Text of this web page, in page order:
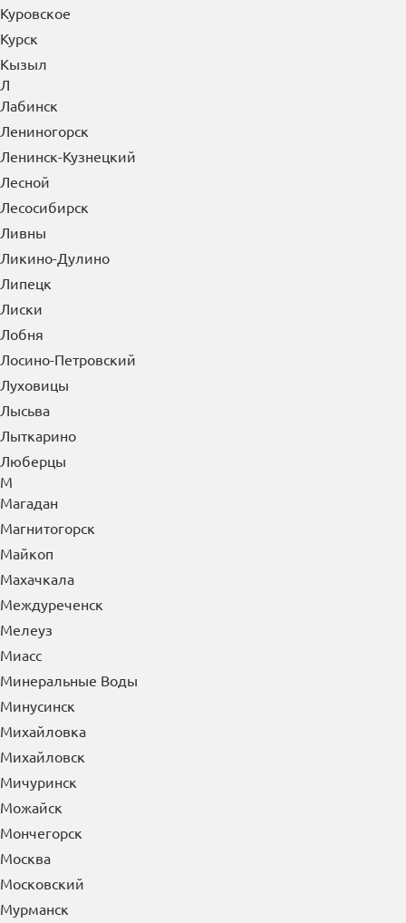
Куровское
Курск
Кызыл
Л
Лабинск
Лениногорск
Ленинск-Кузнецкий
Лесной
Лесосибирск
Ливны
Ликино-Дулино
Липецк
Лиски
Лобня
Лосино-Петровский
Луховицы
Лысьва
Лыткарино
Люберцы
М
Магадан
Магнитогорск
Майкоп
Махачкала
Междуреченск
Мелеуз
Миасс
Минеральные Воды
Минусинск
Михайловка
Михайловск
Мичуринск
Можайск
Мончегорск
Москва
Московский
Мурманск